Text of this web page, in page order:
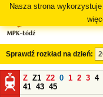
Nasza strona
Sprawdź rozkład na dzień:
Z Z1 Z2 0 1 2 3 4
41 43 45